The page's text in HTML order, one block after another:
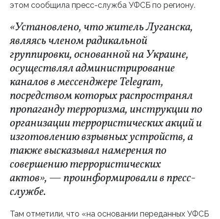
этом сообщила пресс-служба УФСБ по региону.
«Установлено, что житель Луганска,
являясь членом радикальной
группировки, основанной на Украине,
осуществлял администрирование
каналов в мессенджере Telegram,
посредством которых распространял
пропаганду терроризма, инструкции по
организации террористических акций и
изготовлению взрывных устройств, а
также высказывал намерения по
совершению террористических
актов», — проинформировали в пресс-
службе.
Там отметили, что «на основании переданных УФСБ